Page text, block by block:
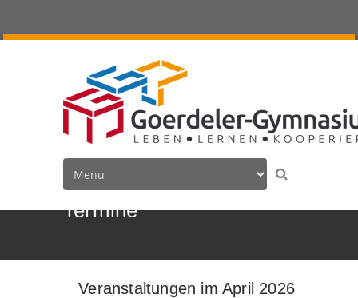
Termine
Veranstaltungen im April 2026